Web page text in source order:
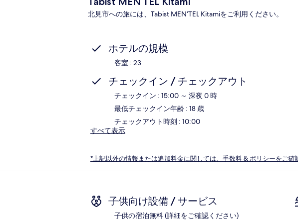
北見市への旅には、Tabist MEN‘TEL Kitamiをご利用ください。
ホテルの規模
客室 : 23
チェックイン / チェックアウト
チェックイン : 15:00 ～ 深夜 0 時
最低チェックイン年齢 : 18 歳
チェックアウト時刻 : 10:00
すべて表示
*上記以外の情報または追加料金に関しては、手数料 & ポリシーをご確
子供向け設備 / サービス
子供の宿泊無料 (詳細をご確認ください)